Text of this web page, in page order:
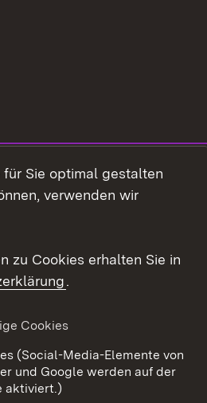
Datenschutz
Cookies
für Sie optimal gestalten
verwenden wir
zu Cookies erhalten Sie in
.
Cookies
(Social-Media-Elemente von
und Google werden auf der
aktiviert.)